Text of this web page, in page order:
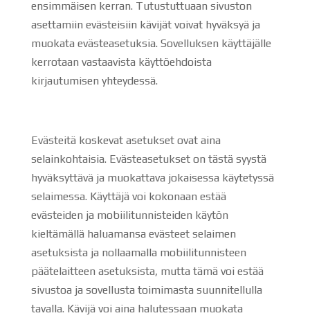
ensimmäisen kerran. Tutustuttuaan sivuston
asettamiin evästeisiin kävijät voivat hyväksyä ja
muokata evästeasetuksia. Sovelluksen käyttäjälle
kerrotaan vastaavista käyttöehdoista
kirjautumisen yhteydessä.
Evästeitä koskevat asetukset ovat aina
selainkohtaisia. Evästeasetukset on tästä syystä
hyväksyttävä ja muokattava jokaisessa käytetyssä
selaimessa. Käyttäjä voi kokonaan estää
evästeiden ja mobiilitunnisteiden käytön
kieltämällä haluamansa evästeet selaimen
asetuksista ja nollaamalla mobiilitunnisteen
päätelaitteen asetuksista, mutta tämä voi estää
sivustoa ja sovellusta toimimasta suunnitellulla
tavalla. Kävijä voi aina halutessaan muokata